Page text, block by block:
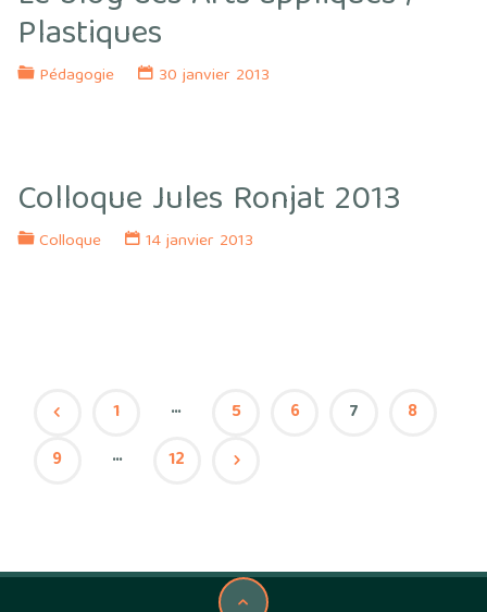
Plastiques
Pédagogie 30 janvier 2013
Colloque Jules Ronjat 2013
Colloque 14 janvier 2013
Pagination
1 … 5 6 7
8
9
… 12